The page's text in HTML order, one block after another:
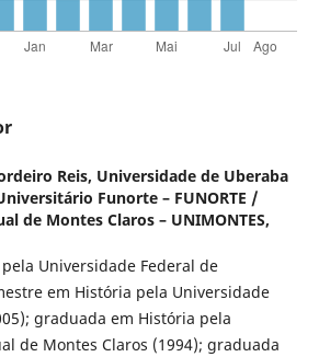
Reis, Universidade de Uberaba
Funorte – FUNORTE /
de Montes Claros – UNIMONTES,
Universidade Federal de
em História pela Universidade
graduada em História pela
de Montes Claros (1994); graduada